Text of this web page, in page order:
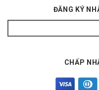
ĐĂNG KÝ
CHẤP